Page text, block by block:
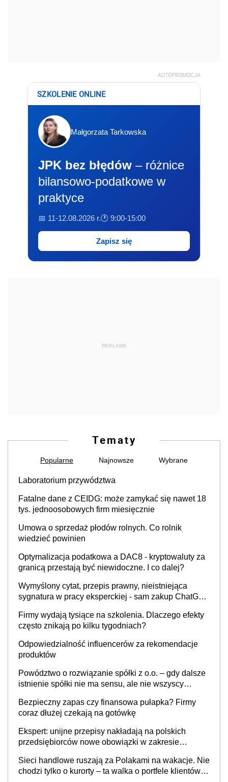
AUTOPROMOCJA
SZKOLENIE ONLINE
Małgorzata Tarkowska
JPK bez błędów – różnice
bilansowo-podatkowe w
praktyce
📅 11-12.08.2026 r.🕐 9:00-15:00
Zapisz się
REKLAMA
Tematy
Popularne Najnowsze Wybrane
Laboratorium przywództwa
Fatalne dane z CEIDG: może zamykać się nawet 18
tys. jednoosobowych firm miesięcznie
Umowa o sprzedaż płodów rolnych. Co rolnik
wiedzieć powinien
Optymalizacja podatkowa a DAC8 - kryptowaluty za
granicą przestają być niewidoczne. I co dalej?
Wymyślony cytat, przepis prawny, nieistniejąca
sygnatura w pracy eksperckiej - sam zakup ChatGPT
Firmy wydają tysiące na szkolenia. Dlaczego efekty
często znikają po kilku tygodniach?
Odpowiedzialność influencerów za rekomendacje
produktów
Powództwo o rozwiązanie spółki z o.o. – gdy dalsze
istnienie spółki nie ma sensu, ale nie wszyscy
Bezpieczny zapas czy finansowa pułapka? Firmy
coraz dłużej czekają na gotówkę
Ekspert: unijne przepisy nakładają na polskich
przedsiębiorców nowe obowiązki w zakresie
Sieci handlowe ruszają za Polakami na wakacje. Nie
chodzi tylko o kurorty – ta walka o portfele klientów